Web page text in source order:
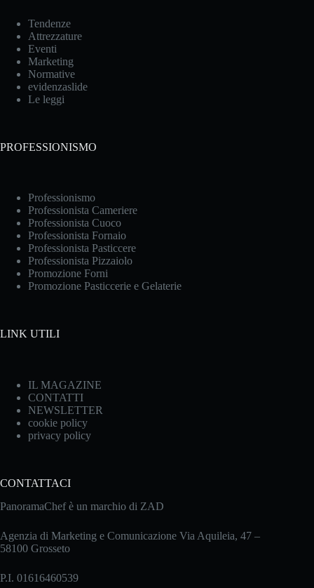
Tendenze
Attrezzature
Eventi
Marketing
Normative
evidenzaslide
Le leggi
PROFESSIONISMO
Professionismo
Professionista Cameriere
Professionista Cuoco
Professionista Fornaio
Professionista Pasticcere
Professionista Pizzaiolo
Promozione Forni
Promozione Pasticcerie e Gelaterie
LINK UTILI
IL MAGAZINE
CONTATTI
NEWSLETTER
cookie policy
privacy policy
CONTATTACI
PanoramaChef è un marchio di ZAD
Agenzia di Marketing e Comunicazione Via Aquileia, 47 –
58100 Grosseto
P.I. 01616460539